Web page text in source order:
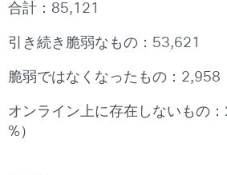
合計：85,121
引き続き脆弱なもの：53,621
脆弱ではなくなったもの：2,958
オンライン上に存在しないもの
%）